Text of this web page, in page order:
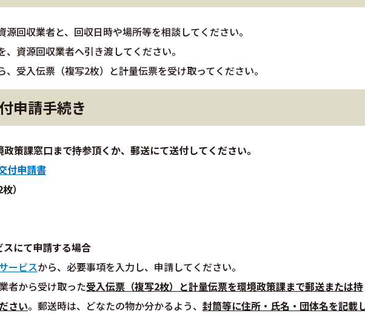
源回収業者と、回収日時や場所等を相談してください。
、資源回収業者へ引き渡してください。
、受入伝票（複写2枚）と計量伝票を受け取ってください。
申請手続き
策課窓口まで持参頂くか、郵送にて送付してください。
付申請書
）
にて申請する場合
ービスから、必要事項を入力し、申請してください。
者から受け取った受入伝票（複写2枚）と計量伝票を環境政策課まで郵送または持
さい。郵送時は、どなたの物か分かるよう、 封筒等に住所・氏名・団体名を記載